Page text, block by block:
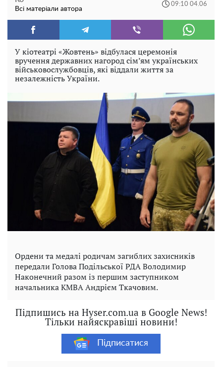
Всі матеріали автора
09:10 04.06
У кіотеатрі «Жовтень» відбулася церемонія
вручення державних нагород сім’ям українських
військовослужбовців, які віддали життя за
незалежність України.
Ордени та медалі родичам загиблих захисників
передали Голова Подільської РДА Володимир
Наконечний разом із першим заступником
начальника КМВА Андрієм Ткачовим.
Підпишись на Hyser.com.ua в Google News!
Тільки найяскравіші новини!
Підписатися